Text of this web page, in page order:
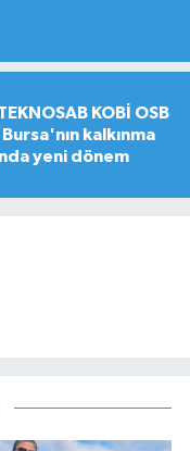
KOBİ OSB
Bursa'nın kalkınma
yeni dönem